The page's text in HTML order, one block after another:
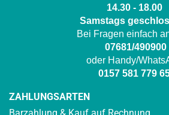
14.30 - 18.00
Samstags
Bei Fragen einfach
07681/490900
oder Handy/
0157 581 779
ZAHLUNGSARTEN